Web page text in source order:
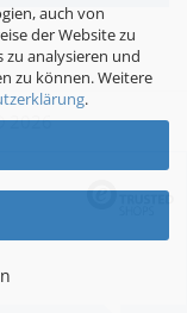
auch von
der Website zu
zu analysieren und
zu können. Weitere
.
2026